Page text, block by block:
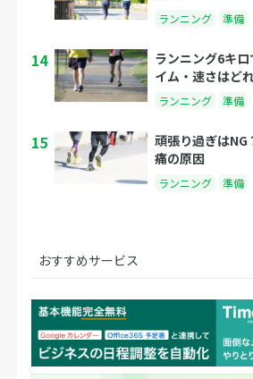
ランニング 準備
14
ランニング6キ
イム・速さはど
ランニング 準備
15
頑張り過ぎは
痛の原因
ランニング 準備
おすすめサービス